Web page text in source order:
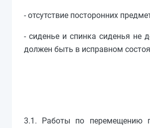
- отсутствие посторонних
- сиденье и спинка сиденья не
должен быть в исправном
3.1. Работы по перемещению